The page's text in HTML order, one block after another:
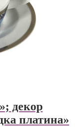
декор
платина»